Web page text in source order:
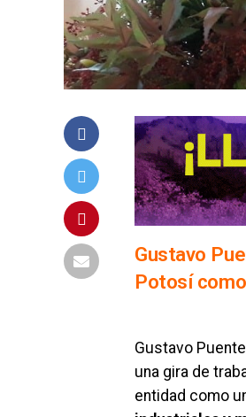
Gustavo
Potosí
Gustavo
una gira de
entidad como